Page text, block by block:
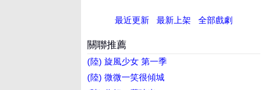
最近更新 最新上架 全部戲劇
關聯推薦
(陸) 旋風少女 第一季
(陸) 微微一笑很傾城